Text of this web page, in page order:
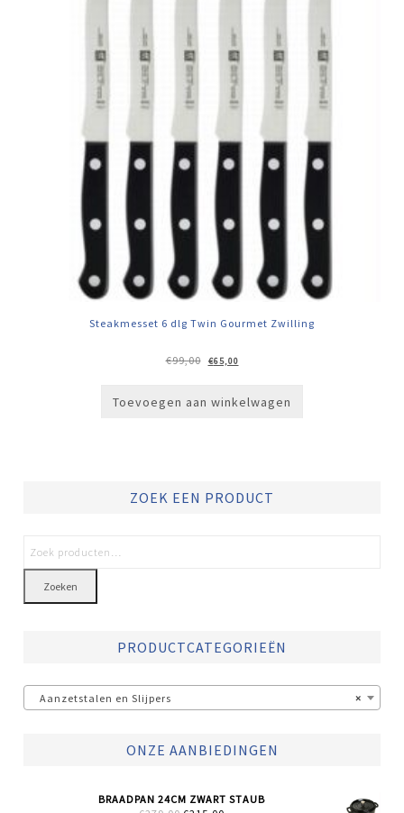
Steakmesset 6 dlg Twin Gourmet Zwilling
€99,00
Oorspronkelijke
prijs
€65,00Huidige
prijs
Toevoegen aan winkelwagen
ZOEK EEN PRODUCT
Zoeken
PRODUCTCATEGORIEËN
×
Aanzetstalen en Slijpers
ONZE AANBIEDINGEN
BRAADPAN 24CM ZWART STAUB